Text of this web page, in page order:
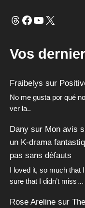
FilsFacebook
YouTube
X
Vos
Fraibelys sur
No me gusta por qué
ver la..
Dany sur Mon avis
un K-drama
pas sans défauts
I loved it, so much that
sure that I didn’t miss…
Rose Areline sur